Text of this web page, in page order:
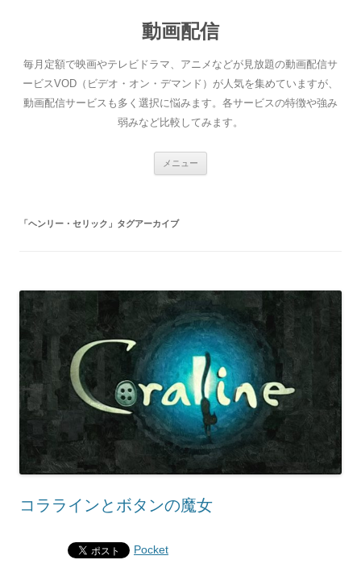
動画配信
毎月定額で映画やテレビドラマ、アニメなどが見放題の動画配信サ
ービスVOD（ビデオ・オン・デマンド）が人気を集めていますが、
動画配信サービスも多く選択に悩みます。各サービスの特徴や強み
弱みなど比較してみます。
メニュー
「ヘンリー・セリック 」タグアーカイブ
コララインとボタンの魔女
Pocket